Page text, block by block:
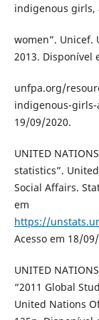
indigenous girls,
women”. Unicef.
2013. Disponível
unfpa.org/
indigenous-girls-
19/09/2020.
UNITED
statistics”.
Social Affairs.
em
https://
Acesso em 18/
UNITED
“2011 Global
United Nations